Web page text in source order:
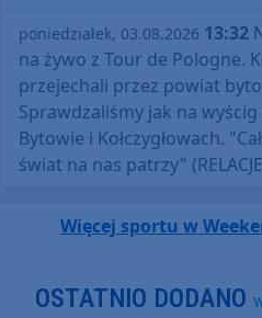
poniedziałek, 03.08.2026 13:32
na żywo z Tour de Pologne.
przejechali przez powiat
Sprawdzaliśmy jak na
Bytowie i Kołczygłowach.
świat na nas patrzy"
Więcej sportu w
OSTATNIO DODANO